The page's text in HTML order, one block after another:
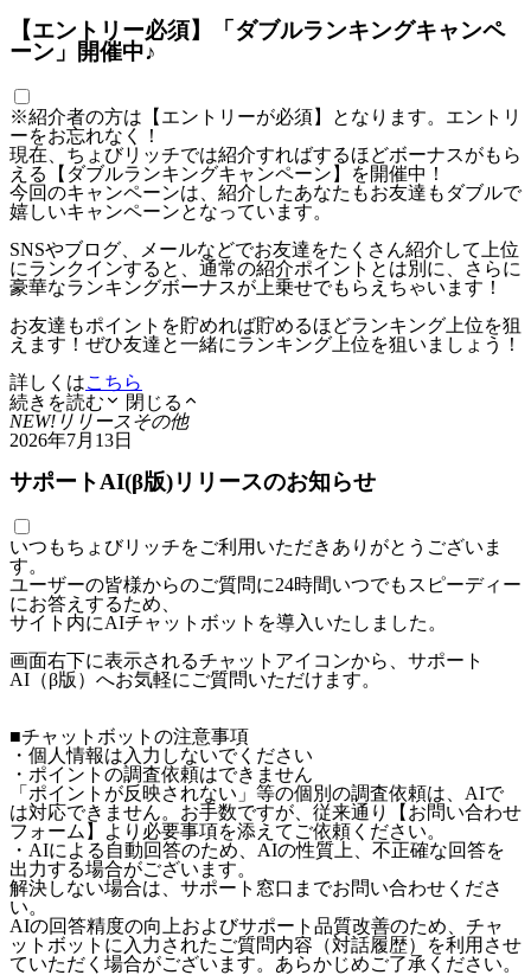
【エントリー必須】「ダブルランキングキャンペ
ーン」開催中♪
※紹介者の方は【エントリーが必須】となります。エントリ
ーをお忘れなく！
現在、ちょびリッチでは紹介すればするほどボーナスがもら
える【ダブルランキングキャンペーン】を開催中！
今回のキャンペーンは、紹介したあなたもお友達もダブルで
嬉しいキャンペーンとなっています。
SNSやブログ、メールなどでお友達をたくさん紹介して上位
にランクインすると、通常の紹介ポイントとは別に、さらに
豪華なランキングボーナスが上乗せでもらえちゃいます！
お友達もポイントを貯めれば貯めるほどランキング上位を狙
えます！ぜひ友達と一緒にランキング上位を狙いましょう！
詳しくはこちら
続きを読む
閉じる
NEW! リリースその他
2026年7月13日
サポートAI(β版)リリースのお知らせ
いつもちょびリッチをご利用いただきありがとうございま
す。
ユーザーの皆様からのご質問に24時間いつでもスピーディー
にお答えするため、
サイト内にAIチャットボットを導入いたしました。
画面右下に表示されるチャットアイコンから、サポート
AI（β版）へお気軽にご質問いただけます。
■チャットボットの注意事項
・個人情報は入力しないでください
・ポイントの調査依頼はできません
「ポイントが反映されない」等の個別の調査依頼は、AIで
は対応できません。お手数ですが、従来通り【お問い合わせ
フォーム】より必要事項を添えてご依頼ください。
・AIによる自動回答のため、AIの性質上、不正確な回答を
出力する場合がございます。
解決しない場合は、サポート窓口までお問い合わせくださ
い。
AIの回答精度の向上およびサポート品質改善のため、チャ
ットボットに入力されたご質問内容（対話履歴）を利用させ
ていただく場合がございます。あらかじめご了承ください。